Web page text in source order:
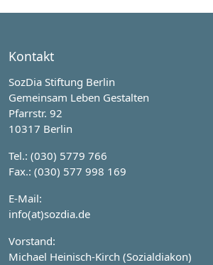
Kontakt
SozDia Stiftung Berlin
Gemeinsam Leben Gestalten
Pfarrstr. 92
10317 Berlin
Tel.: (030) 5779 766
Fax.: (030) 577 998 169
E-Mail:
info(at)sozdia.de
Vorstand:
Michael Heinisch-Kirch (Sozialdiakon)